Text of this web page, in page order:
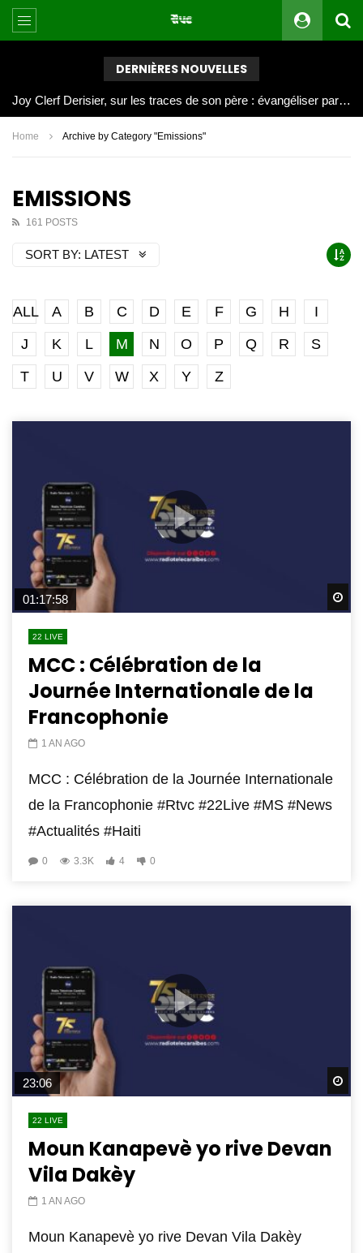
DERNIÈRES NOUVELLES
Joy Clerf Derisier, sur les traces de son père : évangéliser par la musique
Home Archive by Category "Emissions"
EMISSIONS
161 POSTS
SORT BY: LATEST
ALL A B C D E F G H
I
J
K L M N O P Q R
S
T
U V W X Y Z
01:17:58
22 LIVE
MCC : Célébration de la
Journée Internationale de la
Francophonie
1 AN AGO
MCC : Célébration de la Journée Internationale
de la Francophonie #Rtvc #22Live #MS #News
#Actualités #Haiti
0 3.3K 4 0
23:06
22 LIVE
Moun Kanapevè yo rive Devan
Vila Dakèy
1 AN AGO
Moun Kanapevè yo rive Devan Vila Dakèy